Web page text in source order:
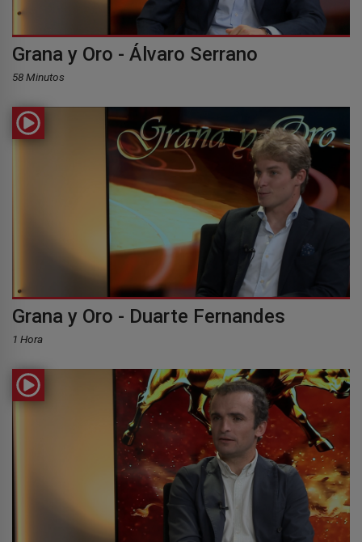
Grana y Oro - Álvaro Serrano
58 Minutos
Grana y Oro - Duarte Fernandes
1 Hora